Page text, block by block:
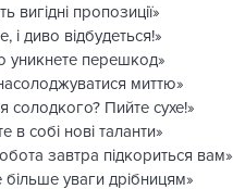
вигідні пропозиції»
і диво відбудеться!»
уникнете перешкод»
миттю»
солодкого? Пийте сухе!»
в собі нові таланти»
завтра підкориться вам»
більше уваги дрібницям»